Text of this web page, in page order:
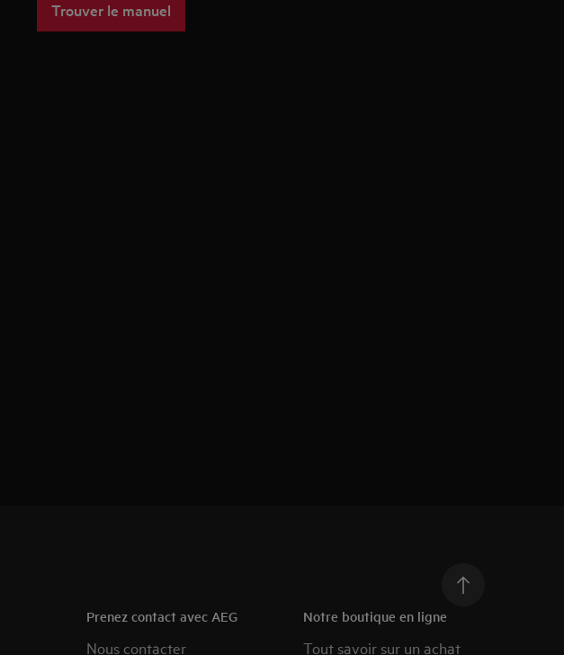
Trouver le manuel
Prenez contact avec AEG
Nous contacter
Notre boutique en ligne
Tout savoir sur un achat